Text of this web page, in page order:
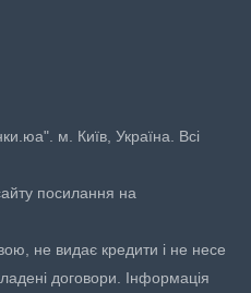
м. Київ, Україна. Всі
посилання на
не видає кредити і не несе
договори. Інформація